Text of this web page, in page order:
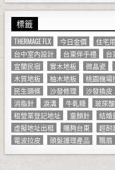
標籤
THERMAGE FLX 今日金價 住宅
台中室內設計
台東伴手禮 台
宜蘭民宿
實木地板 微晶瓷
木質地板
柚木地板 桃園機場
民生頭條
沙發修理 沙發換皮
消脂針
淚溝 牛軋糖 玻尿酸
租營業登記地址
童顏針 結婚
虛擬地址出租
購夠台東 超耐
電波拉皮
頭髮護理產品 飄眉